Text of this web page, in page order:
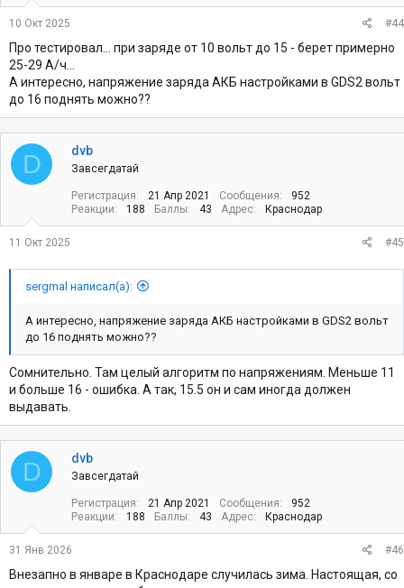
10 Окт 2025 #44
Про тестировал... при заряде от 10 вольт до 15 - берет примерно
25-29 А/ч...
А интересно, напряжение заряда АКБ настройками в GDS2 вольт
до 16 поднять можно??
D dvb
Завсегдатай
Регистрация 21 Апр 2021 Сообщения
952
Реакции
188 Баллы 43 Адрес Краснодар
11 Окт 2025 #45
sergmal написал(а):
А интересно, напряжение заряда АКБ настройками в GDS2 вольт
до 16 поднять можно??
Сомнительно. Там целый алгоритм по напряжениям. Меньше 11
и больше 16 - ошибка. А так, 15.5 он и сам иногда должен
выдавать.
D dvb
Завсегдатай
Регистрация 21 Апр 2021 Сообщения
952
Реакции
188 Баллы 43 Адрес Краснодар
31 Янв 2026 #46
Внезапно в январе в Краснодаре случилась зима. Настоящая, со